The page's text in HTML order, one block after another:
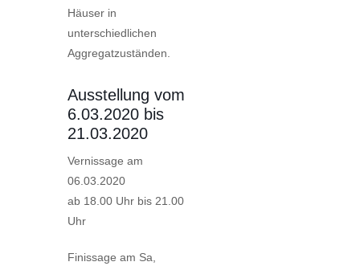
Häuser in
unterschiedlichen
Aggregatzuständen.
Ausstellung vom
6.03.2020 bis
21.03.2020
Vernissage am
06.03.2020
ab 18.00 Uhr bis 21.00
Uhr
Finissage am Sa,